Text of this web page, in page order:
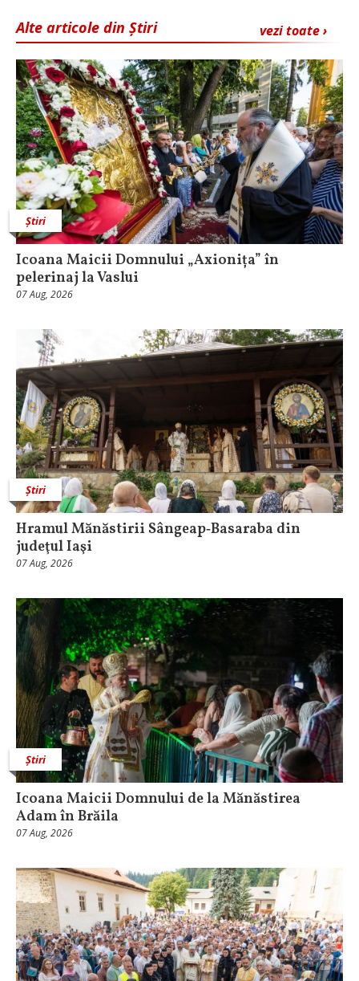
vezi toate ›
Alte articole din Știri
Știri
Icoana Maicii Domnului „Axionița” în
pelerinaj la Vaslui
07 Aug, 2026
Știri
Hramul Mănăstirii Sângeap‑Basaraba din
judeţul Iaşi
07 Aug, 2026
Știri
Icoana Maicii Domnului de la Mănăstirea
Adam în Brăila
07 Aug, 2026